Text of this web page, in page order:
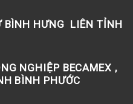
BÌNH HƯNG LIÊN TỈNH
NGHIỆP BECAMEX ,
BÌNH PHƯỚC